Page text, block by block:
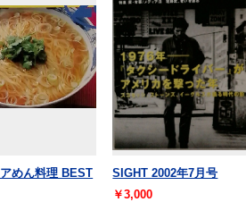
めん料理 BEST
SIGHT 2002年7月号
￥3,000